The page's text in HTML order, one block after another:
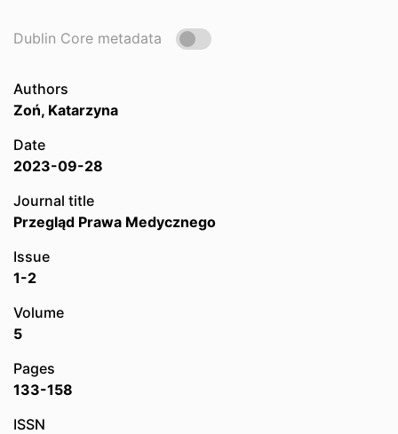
Dublin Core metadata
Authors
Zoń, Katarzyna
Date
2023-09-28
Journal title
Przegląd Prawa Medycznego
Issue
1-2
Volume
5
Pages
133-158
ISSN